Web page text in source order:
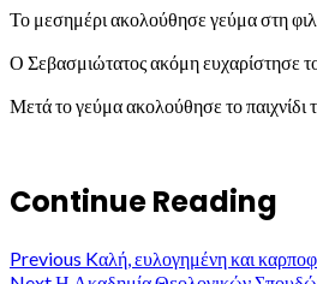
Το μεσημέρι ακολούθησε γεύμα στη
Ο Σεβασμιώτατος ακόμη ευχαρίστησε
Μετά το γεύμα ακολούθησε το
Continue Reading
Previous Kαλή, ευλογημένη και